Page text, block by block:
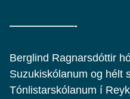
——————-
Berglind Ragnarsdóttir
Suzukiskólanum og hélt
Tónlistarskólanum í